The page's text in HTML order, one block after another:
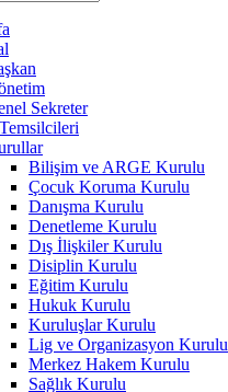
Sekreter
Bilişim ve ARGE Kurulu
Çocuk Koruma Kurulu
Danışma Kurulu
Denetleme Kurulu
Dış İlişkiler Kurulu
Disiplin Kurulu
Eğitim Kurulu
Hukuk Kurulu
Kuruluşlar Kurulu
Lig ve Organizasyon Kurulu
Merkez Hakem Kurulu
Sağlık Kurulu